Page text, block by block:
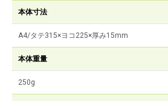
本体寸法
A4/タテ315×ヨコ225×厚み15mm
本体重量
250g